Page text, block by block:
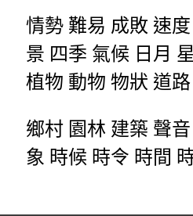
情勢 難易 成敗 速
景 四季 氣候 日月
植物 動物 物狀 道
鄉村 園林 建築 聲
象 時候 時令 時間